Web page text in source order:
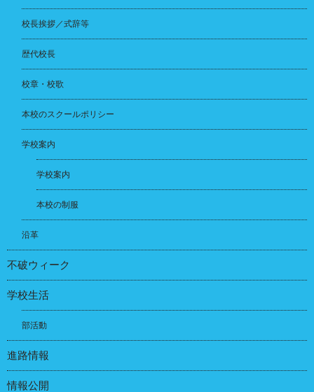
校長挨拶／式辞等
歴代校長
校章・校歌
本校のスクールポリシー
学校案内
学校案内
本校の制服
沿革
不破ウィーク
学校生活
部活動
進路情報
情報公開